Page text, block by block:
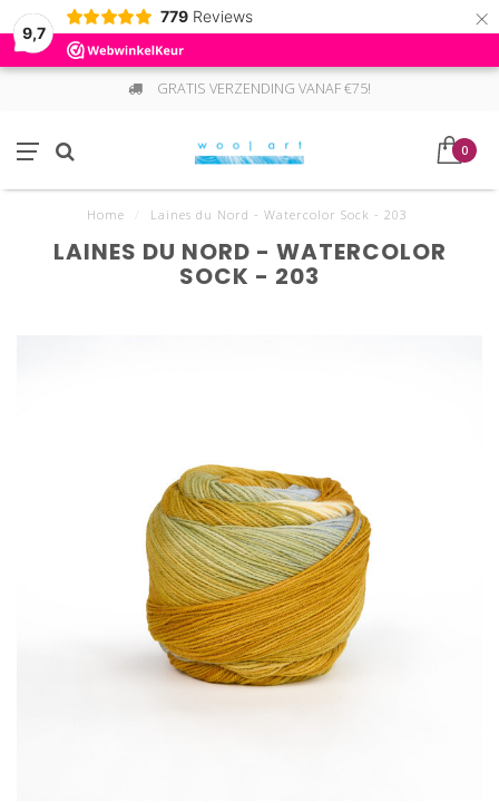
9,7
779 Reviews ×
GRATIS VERZENDING VANAF €75!
0
Home Laines du Nord - Watercolor Sock - 203
LAINES DU NORD - WATERCOLOR
SOCK - 203